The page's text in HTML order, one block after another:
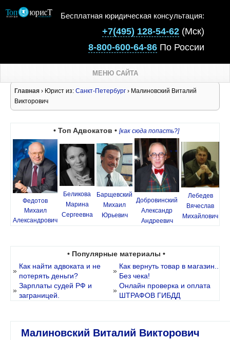
Бесплатная юридическая консультация:
+7(495) 128-54-62 (Мск)
8-800-600-64-86 По России
МЕНЮ САЙТА
Главная › Юрист из: Санкт-Петербург › Малиновский Виталий
Викторович
• Топ Адвокатов • [как сюда попасть?]
Федотов
Михаил
Александрович
Беликова
Марина
Сергеевна
Барщевский
Михаил
Юрьевич
Добровинский
Александр
Андреевич
Лебедев
Вячеслав
Михайлович
• Популярные материалы •
»
Как найти адвоката и не
потерять деньги?
»
Как вернуть товар в магазин..
Без чека!
»
Зарплаты судей РФ и
заграницей.
»
Онлайн проверка и оплата
ШТРАФОВ ГИБДД
Малиновский Виталий Викторович